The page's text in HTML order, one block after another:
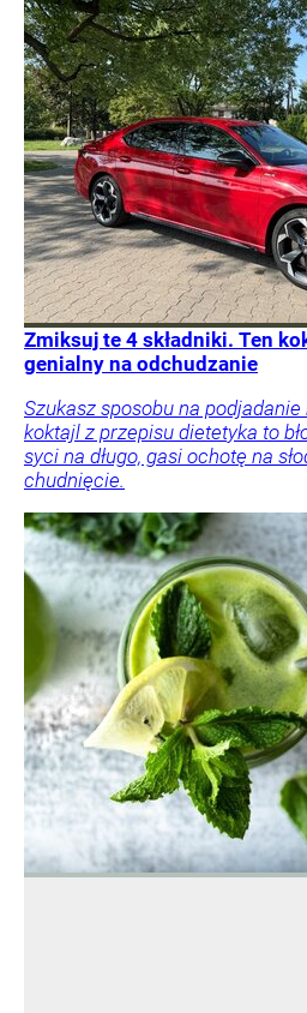
Zmiksuj te 4 składniki. Ten
genialny na odchudzanie
Szukasz sposobu na
koktajl z przepisu dietetyka to
syci na długo, gasi ochotę na
chudnięcie.